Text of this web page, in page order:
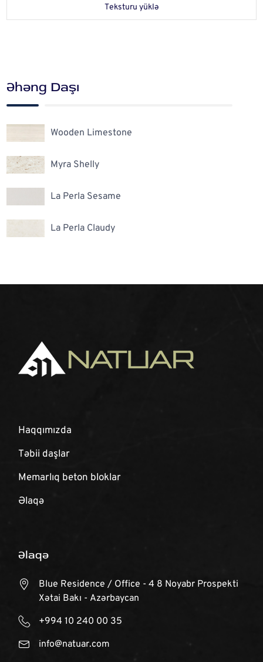
Teksturu yüklə
Əhəng Daşı
Wooden Limestone
Myra Shelly
La Perla Sesame
La Perla Claudy
Haqqımızda
Təbii daşlar
Memarlıq beton bloklar
Əlaqə
Əlaqə
Blue Residence / Office - 4 8 Noyabr Prospekti
Xətai Bakı - Azərbaycan
+994 10 240 00 35
info@natuar.com